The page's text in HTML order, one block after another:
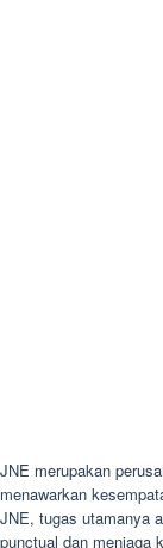
JNE merupakan
menawarkan
JNE, tugas utamanya
punctual dan menjaga